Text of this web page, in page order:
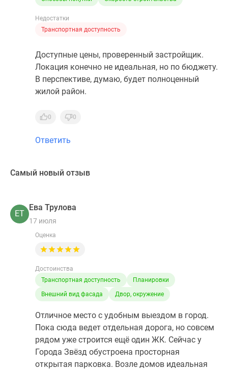
Недостатки
Транспортная доступность
Доступные цены, проверенный застройщик.
Локация конечно не идеальная, но по бюджету.
В перспективе, думаю, будет полноценный
жилой район.
0 0
Ответить
Самый новый отзыв
ЕТ
Ева Трулова
17 июля
Оценка
Достоинства
Транспортная доступность
Планировки
Внешний вид фасада
Двор, окружение
Отличное место с удобным выездом в город.
Пока сюда ведет отдельная дорога, но совсем
рядом уже строится ещё один ЖК. Сейчас у
Города Звёзд обустроена просторная
открытая парковка. Возле домов идеальная